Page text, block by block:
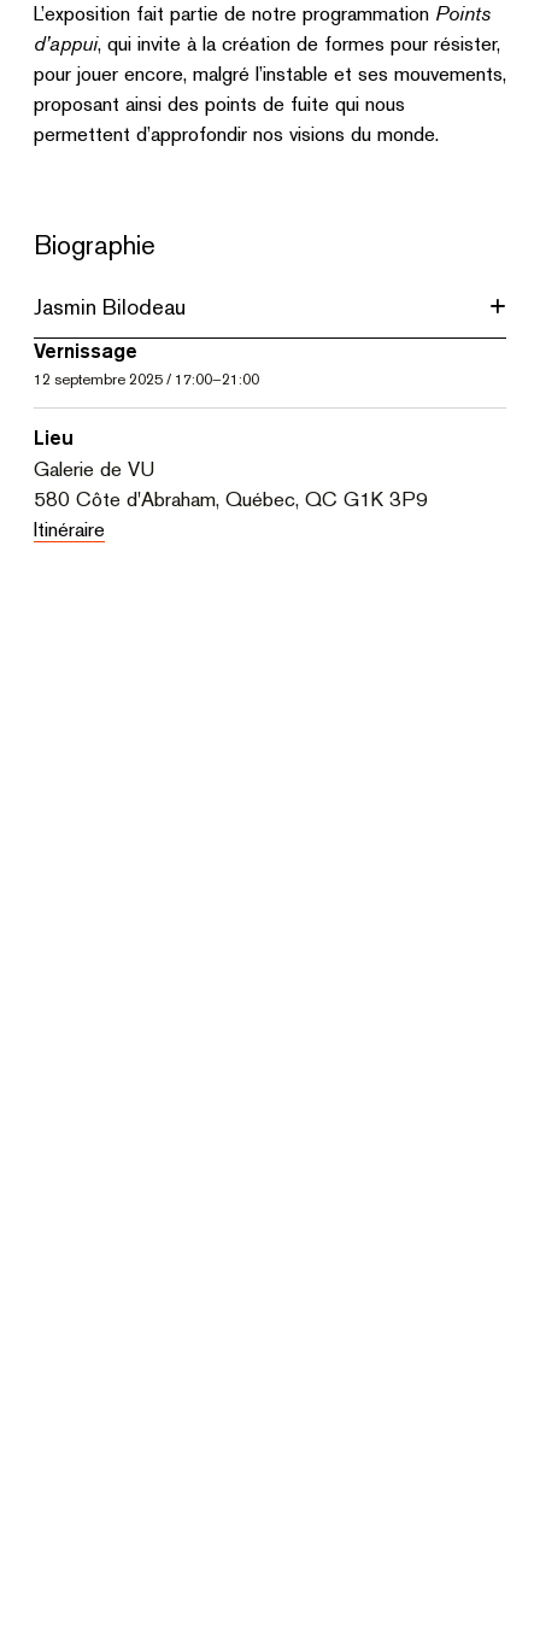
L’exposition fait partie de notre programmation Points
d’appui, qui invite à la création de formes pour résister,
pour jouer encore, malgré l’instable et ses mouvements,
proposant ainsi des points de fuite qui nous
permettent d’approfondir nos visions du monde.
Biographie
Jasmin Bilodeau
Vernissage
12 septembre 2025 / 17:00–21:00
Lieu
Galerie de VU
580 Côte d'Abraham, Québec, QC G1K 3P9
Itinéraire